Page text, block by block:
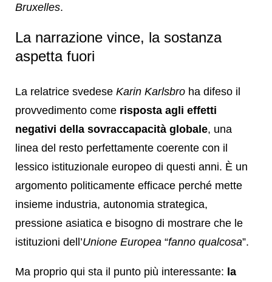
Bruxelles.
La narrazione vince, la sostanza
aspetta fuori
La relatrice svedese Karin Karlsbro ha difeso il
provvedimento come risposta agli effetti
negativi della sovraccapacità globale, una
linea del resto perfettamente coerente con il
lessico istituzionale europeo di questi anni. È un
argomento politicamente efficace perché mette
insieme industria, autonomia strategica,
pressione asiatica e bisogno di mostrare che le
istituzioni dell’Unione Europea “fanno qualcosa”.
Ma proprio qui sta il punto più interessante: la